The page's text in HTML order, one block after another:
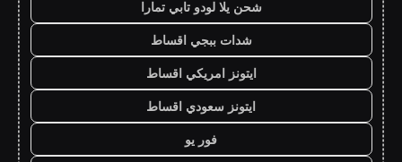
شحن يلا لودو تابي تمارا
شدات ببجي اقساط
ايتونز امريكي اقساط
ايتونز سعودي اقساط
فور يو